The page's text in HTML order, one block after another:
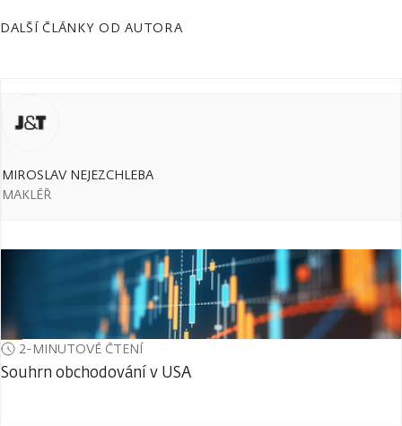
DALŠÍ ČLÁNKY OD AUTORA
MIROSLAV NEJEZCHLEBA
MAKLÉŘ
2-MINUTOVÉ ČTENÍ
Souhrn obchodování v USA